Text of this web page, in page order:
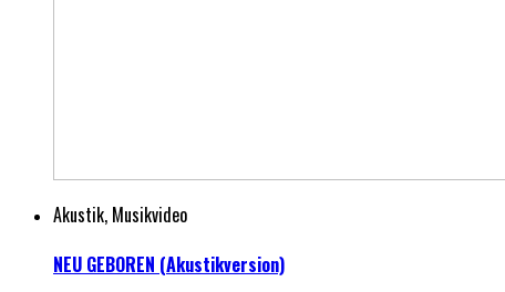
Akustik, Musikvideo
NEU GEBOREN (Akustikversion)